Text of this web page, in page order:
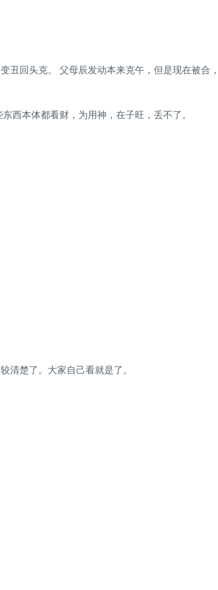
丑回头克。 父母辰发动本来克午，但是现在被合，
西本体都看财，为用神，在子旺，丢不了。
清楚了。大家自己看就是了。